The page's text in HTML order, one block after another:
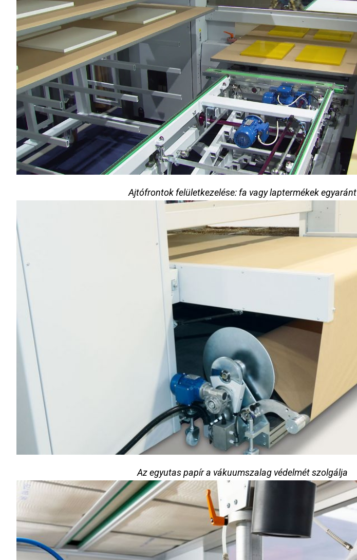
Ajtófrontok felületkezelése: fa vagy laptermékek egyaránt
Az egyutas papír a vákuumszalag védelmét szolgálja